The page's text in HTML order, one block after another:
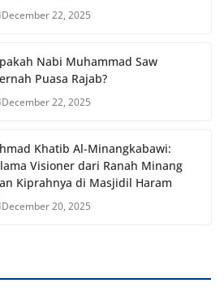
December 22, 2025
Nabi Muhammad Saw
Puasa Rajab?
December 22, 2025
Khatib Al-Minangkabawi:
Visioner dari Ranah Minang
Kiprahnya di Masjidil Haram
December 20, 2025